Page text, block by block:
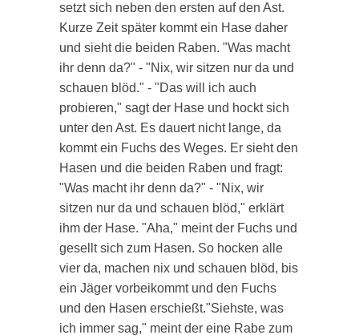
setzt sich neben den ersten auf den Ast.
Kurze Zeit später kommt ein Hase daher
und sieht die beiden Raben. "Was macht
ihr denn da?" - "Nix, wir sitzen nur da und
schauen blöd." - "Das will ich auch
probieren," sagt der Hase und hockt sich
unter den Ast. Es dauert nicht lange, da
kommt ein Fuchs des Weges. Er sieht den
Hasen und die beiden Raben und fragt:
"Was macht ihr denn da?" - "Nix, wir
sitzen nur da und schauen blöd," erklärt
ihm der Hase. "Aha," meint der Fuchs und
gesellt sich zum Hasen. So hocken alle
vier da, machen nix und schauen blöd, bis
ein Jäger vorbeikommt und den Fuchs
und den Hasen erschießt."Siehste, was
ich immer sag," meint der eine Rabe zum